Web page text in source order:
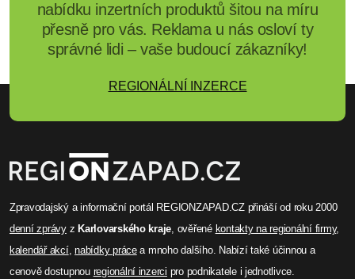
nabídku inzertních produktů šitou na míru
přesně pro vás. Reklama u nás osloví ty
správné lidi – vaše budoucí zákazníky!
REGIONÁLNÍ INZERCE
Zpravodajský a informační portál REGIONZAPAD.CZ přináší od roku 2000
denní zprávyz Karlovarského kraje, ověřené kontakty na regionální firmy,
kalendář akcí,nabídky prácea mnoho dalšího. Nabízí také účinnou a
cenově dostupnou regionální inzerci pro podnikatele i jednotlivce.